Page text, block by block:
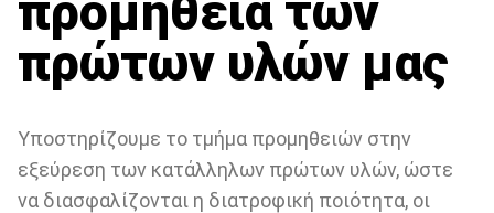
προμήθεια των
πρώτων υλών μας
Υποστηρίζουμε το τμήμα προμηθειών στην
εξεύρεση των κατάλληλων πρώτων υλών, ώστε
να διασφαλίζονται η διατροφική ποιότητα, οι